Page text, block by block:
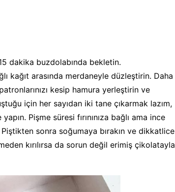
dakika buzdolabında bekletin.
kağıt arasında merdaneyle düzleştirin. Daha
kesip hamura yerleştirin ve
için her sayıdan iki tane çıkarmak lazım,
Pişme süresi fırınınıza bağlı ama ince
sonra soğumaya bırakın ve dikkatlice
kırılırsa da sorun değil erimiş çikolatayla